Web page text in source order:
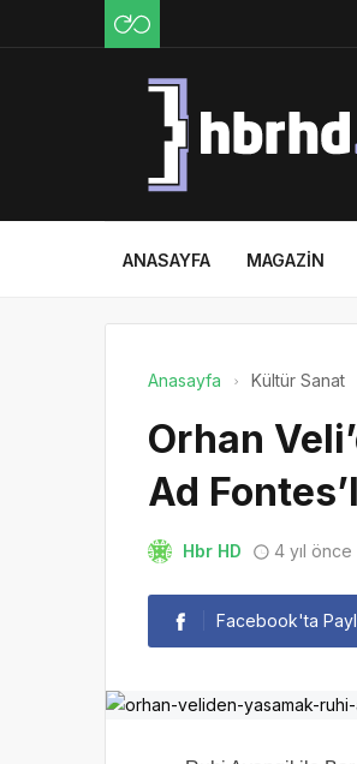
ANASAYFA MAGAZIN
Anasayfa Kültür Sanat
Orhan
Ad
Hbr HD 4 yıl önce
Facebook'ta